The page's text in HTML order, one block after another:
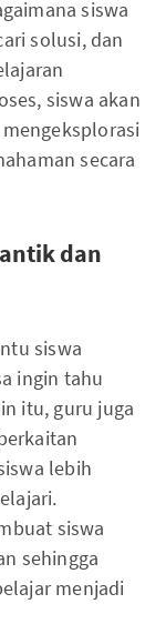
siswa
solusi, dan
siswa akan
secara
dan
siswa
ingin tahu
itu, guru juga
lebih
siswa
sehingga
menjadi